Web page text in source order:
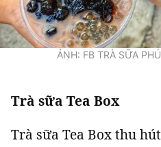
ẢNH: FB TRÀ SỮA
Trà sữa Tea Box
Trà sữa Tea Box thu